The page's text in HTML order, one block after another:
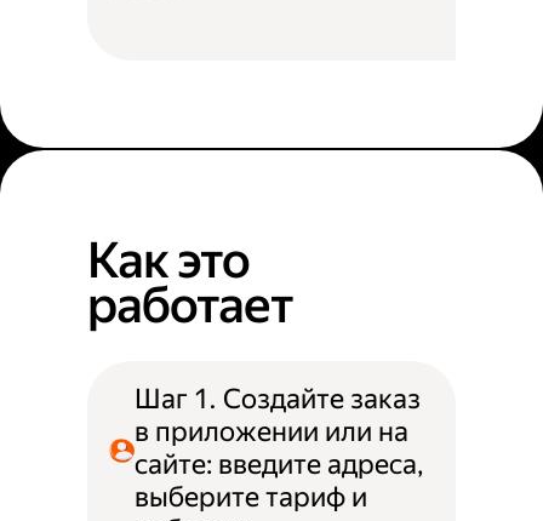
Как это
работает
Шаг 1. Создайте заказ
в приложении или на
сайте: введите адреса,
выберите тариф и